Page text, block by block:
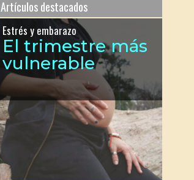
Artículos destacados
Estrés y embarazo
El trimestre más
vulnerable